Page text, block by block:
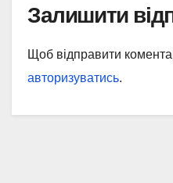
Залишити
Щоб відправити
авторизуватись.